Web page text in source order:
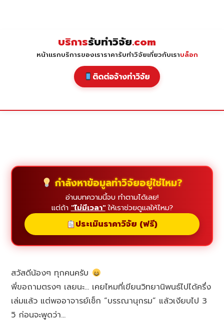
บริการรับทำวิจัย.com
หน้าแรกบริการของเราราคารับทำวิจัยเกี่ยวกับเราบล็อก
ติดต่อจ้างทำวิจัย
กำลังหาข้อมูลทำวิจัยอยู่ใช่ไหม?
อ่านบทความนี้จบ ทำตามได้เลย!
แต่ถ้า "ไม่มีเวลา"ให้เราช่วยดูแลให้ไหม?
ประเมินราคาวิจัย (ฟรี)
สวัสดีน้องๆ ทุกคนครับ
พี่ขอถามตรงๆ เลยนะ… เคยไหมที่เขียนวิทยานิพนธ์ไปได้ครึ่ง
เล่มแล้ว แต่พออาจารย์เช็ก “บรรณานุกรม” แล้วเงียบไป 3
วิ ก่อนจะพูดว่า…